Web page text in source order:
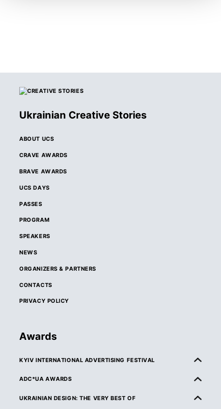
Ukrainian Creative Stories
ABOUT UCS
CRAVE AWARDS
BRAVE AWARDS
UCS DAYS
PASSES
PROGRAM
SPEAKERS
NEWS
ORGANIZERS & PARTNERS
CONTACTS
PRIVACY POLICY
Awards
KYIV INTERNATIONAL ADVERTISING FESTIVAL
ABOUT KIAF
ADC*UA AWARDS
ABOUT ADC*UA AWARDS
UKRAINIAN DESIGN: THE VERY BEST OF